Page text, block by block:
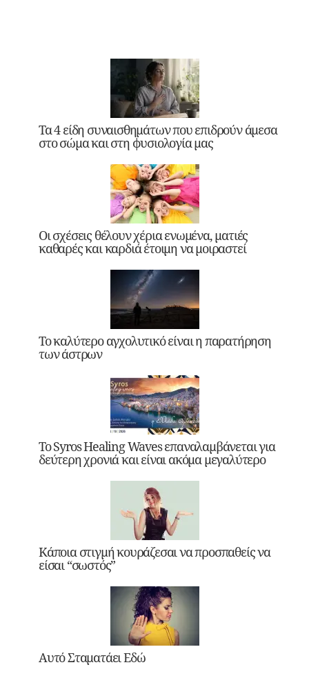
Τα 4 είδη συναισθημάτων που επιδρούν άμεσα
στο σώμα και στη φυσιολογία μας
Οι σχέσεις θέλουν χέρια ενωμένα, ματιές
καθαρές και καρδιά έτοιμη να μοιραστεί
Το καλύτερο αγχολυτικό είναι η παρατήρηση
των άστρων
Το Syros Healing Waves επαναλαμβάνεται για
δεύτερη χρονιά και είναι ακόμα μεγαλύτερο
Κάποια στιγμή κουράζεσαι να προσπαθείς να
είσαι “σωστός”
Αυτό Σταματάει Εδώ